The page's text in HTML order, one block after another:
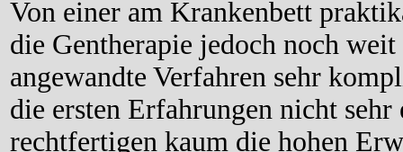
Von einer am Krankenbett
die Gentherapie jedoch noch
angewandte Verfahren sehr
die ersten Erfahrungen nicht
rechtfertigen kaum die hohen